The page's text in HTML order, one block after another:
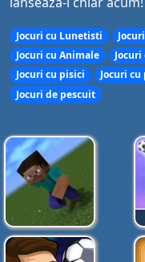
Jocuri cu Lunetisti
Jocuri cu Animale
Jocuri cu pisici
Jocuri cu
Jocuri de pescuit